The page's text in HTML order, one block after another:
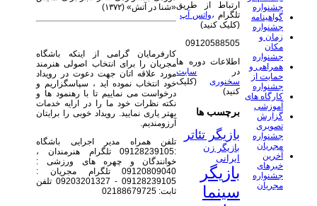
«شنا در آتش» (۱۳۷۲)
کارفرمایان گرامی از اینکه باشگاه
مجریان را برای انتخاب اصولی هنرمند
مورد علاقه اتان جهت دعوت در رویداد
خود انتخاب نموده اید ، سپاسگزاریم و
درخواست می نماییم تا با رهنمود ها و
نکته نظرات خود ما را در ارایه خدمات
بهتر یاری نمایید. رویداد خوبی را برایتان
آرزومندیم.
تلفن همراه مدیر اجرایی باشگاه
:09128239105 تلگرام هنرمندان ،
خوانندگان و چهره های ورزشی :
09120809040 تلگرام مجریان :
09128239105 - 09203201327 تلفن
ثابت: 02188679725
ارتباط از طریق
تلگرام ،واتس آپ
(کلیک کنید)
09120588505
اطلاعات دوره ها
در
سایت
سخنوری (کلیک
کنید)
برچسب ها
بازیگر تئاتر
بازیگر زن
ایرانی
بازیگر
سینما
جشنواره
گواهینامه
جشنواره
زمان و
مکان
جشنواره
همراهی و
حمایت از
جشنواره
کارگاه های
آموزشی
گزارش
تصویری
جشنواره
مجریان
آخرین
خبرهای
جشنواره
مجریان